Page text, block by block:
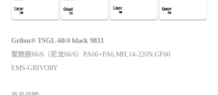
Grilon® TSGL-60/4 black 9833
聚酰胺66/6（尼龙66/6）PA66+PA6,MH,14-220N,GF60
EMS-GRIVORY